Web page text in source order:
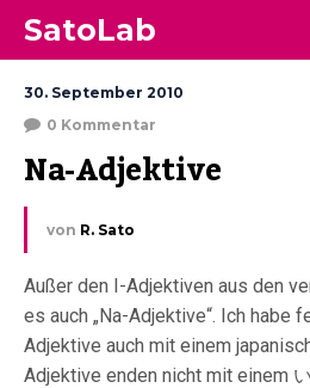
SatoLab
30. September 2010
0 Kommentar
Na-Adjektive
von R. Sato
Außer den I-Adjektiven aus den
es auch „Na-Adjektive“. Ich habe
Adjektive auch mit einem
Adjektive enden nicht mit einem